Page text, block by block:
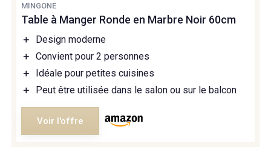
MINGONE
Table à Manger Ronde en Marbre Noir 60cm
＋
Design moderne
＋ Convient pour 2 personnes
＋
Idéale pour petites cuisines
＋
Peut être utilisée dans le salon ou sur le balcon
Voir l'offre